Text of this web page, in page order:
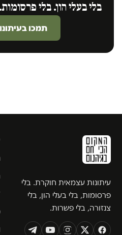
בלי בעלי הון. בלי
תמכו
עיתונות עצמאית חוקרת. בלי
פרסומות, בלי בעלי הון, בלי
צנזורה, בלי פשרות.